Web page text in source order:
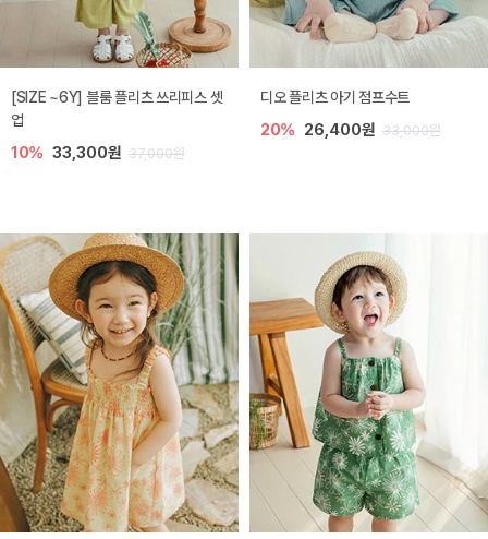
[SIZE ~6Y] 블룸 플리츠 쓰리피스 셋
업
10% 33,300원 37,000원
디오 플리츠 아기 점프수트
20% 26,400원 33,000원